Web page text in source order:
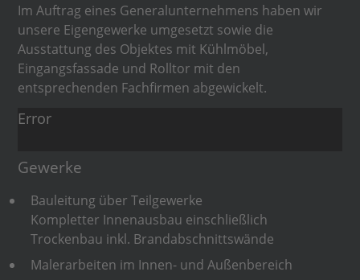
Im Auftrag eines Generalunternehmens haben wir
unsere Eigengewerke umgesetzt sowie die
Ausstattung des Objektes mit Kühlmöbel,
Eingangsfassade und Rolltor mit den
entsprechenden Fachfirmen abgewickelt.
Error
Gewerke
Bauleitung über Teilgewerke
Kompletter Innenausbau einschließlich
Trockenbau inkl. Brandabschnittswände
Malerarbeiten im Innen- und Außenbereich